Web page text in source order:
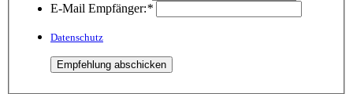
E-Mail Empfänger:*
Datenschutz